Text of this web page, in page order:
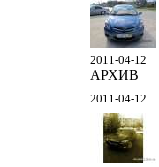
2011-04-12
АРХИВ
2011-04-12